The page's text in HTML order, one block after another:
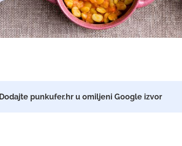
Dodajte punkufer.hr u omiljeni Google izvor